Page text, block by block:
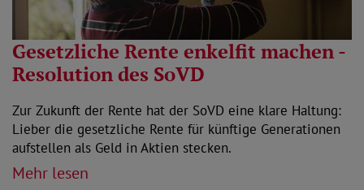
Gesetzliche Rente enkelfit machen -
Resolution des SoVD
Zur Zukunft der Rente hat der SoVD eine klare Haltung:
Lieber die gesetzliche Rente für künftige Generationen
aufstellen als Geld in Aktien stecken.
Mehr lesen